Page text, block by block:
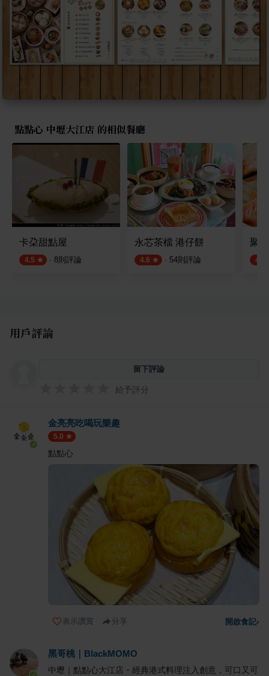
點點心 中壢大江店 的相似餐廳
卡朶甜點屋
4.5 · 8則評論
永芯茶檔 港仔餅
4.6 · 54則評論
聚
4.5
用戶評論
留下評論
給予評分
金亮亮吃喝玩樂趣
5.0
點點心
表示讚賞 分享 開啟食記›
黑哥桃｜BlackMOMO
中壢｜點點心大江店・經典港式料理注入創意，可口又可